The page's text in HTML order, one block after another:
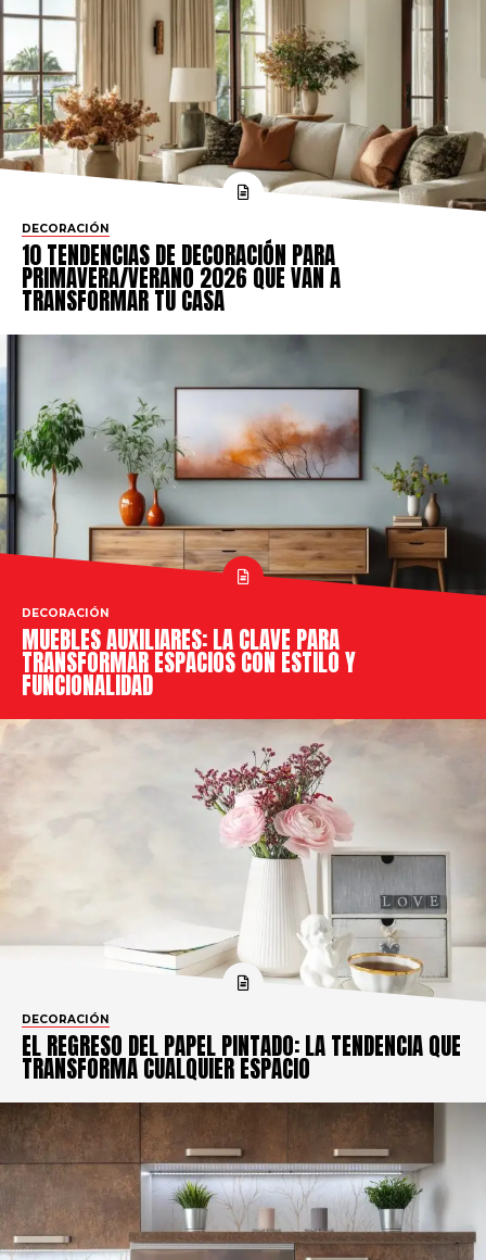
DECORACIÓN
10 TENDENCIAS DE DECORACIÓN PARA
PRIMAVERA/VERANO 2026 QUE VAN A
TRANSFORMAR TU CASA
DECORACIÓN
MUEBLES AUXILIARES: LA CLAVE PARA
TRANSFORMAR ESPACIOS CON ESTILO Y
FUNCIONALIDAD
DECORACIÓN
EL REGRESO DEL PAPEL PINTADO: LA TENDENCIA QUE
TRANSFORMA CUALQUIER ESPACIO